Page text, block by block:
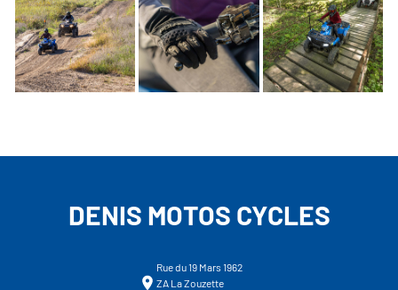
DENIS MOTOS CYCLES
Rue du 19 Mars 1962
ZA La Zouzette